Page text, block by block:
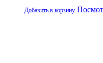
Добавить в корзину